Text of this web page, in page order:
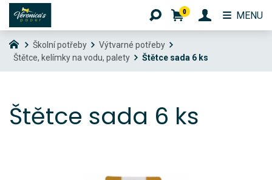
Školní potřeby
Výtvarné potřeby
Štětce, kelímky na vodu, palety
Štětce sada 6 ks
Štětce sada 6 ks
0 MENU